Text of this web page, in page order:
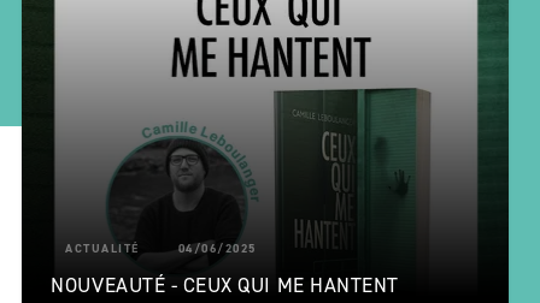
ACTUALITÉ 04/06/2025
NOUVEAUTÉ - CEUX QUI ME HANTENT